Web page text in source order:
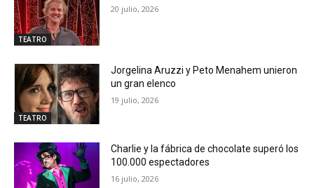
TEATRO
20 julio, 2026
TEATRO
Jorgelina Aruzzi y Peto Menahem unieron
un gran elenco
19 julio, 2026
Charlie y la fábrica de chocolate superó los
100.000 espectadores
16 julio, 2026